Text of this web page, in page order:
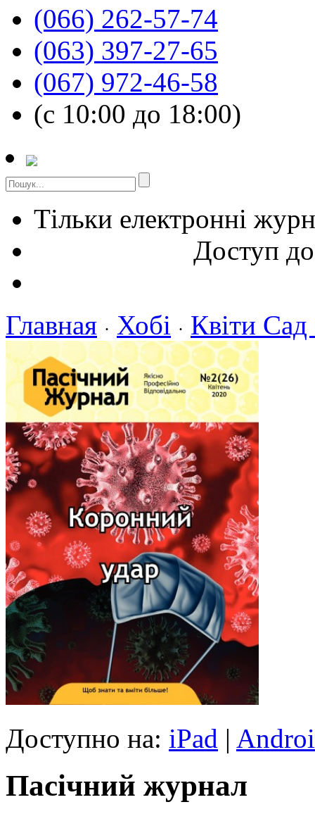
(066) 262-57-74
(063) 397-27-65
(067) 972-46-58
(с 10:00 до 18:00)
Тільки електронні
Доступ
Главная · Хобі · Квіти
Доступно на: iPad |
Пасічний журнал